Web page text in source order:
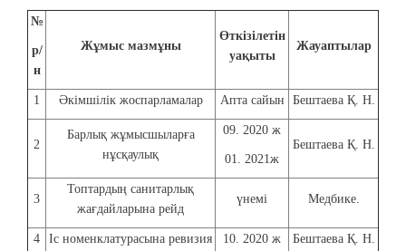
№
р/
н
Жұмыс мазмұны
Өткізілетін
уақыты
Жауаптылар
1 Әкімшілік жоспарламалар Апта сайын Бештаева Қ. Н.
2
Барлық жұмысшыларға
нұсқаулық
09. 2020 ж
01. 2021ж
Бештаева Қ. Н.
3
Топтардың санитарлық
жағдайларына рейд
үнемі Медбике.
4 Іс номенклатурасына ревизия 10. 2020 ж Бештаева Қ. Н.